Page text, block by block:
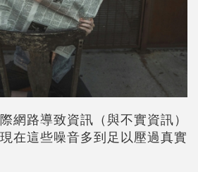
網路導致資訊（與不實資訊）
在這些噪音多到足以壓過真實